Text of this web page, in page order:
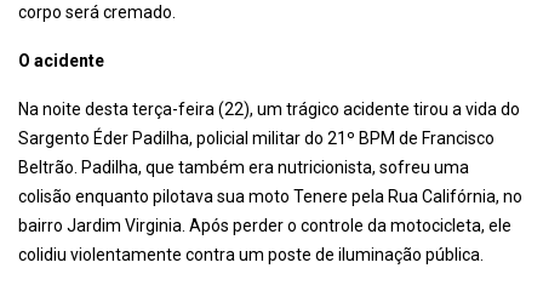
corpo será cremado.
O acidente
Na noite desta terça-feira (22), um trágico acidente tirou a vida do
Sargento Éder Padilha, policial militar do 21º BPM de Francisco
Beltrão. Padilha, que também era nutricionista, sofreu uma
colisão enquanto pilotava sua moto Tenere pela Rua Califórnia, no
bairro Jardim Virginia. Após perder o controle da motocicleta, ele
colidiu violentamente contra um poste de iluminação pública.